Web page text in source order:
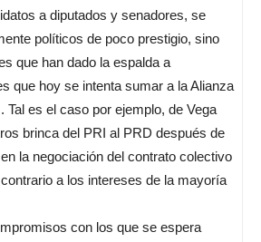
a diputados y senadores, se
políticos de poco prestigio, sino
que han dado la espalda a
que hoy se intenta sumar a la Alianza
Tal es el caso por ejemplo, de Vega
brinca del PRI al PRD después de
la negociación del contrato colectivo
a los intereses de la mayoría
con los que se espera